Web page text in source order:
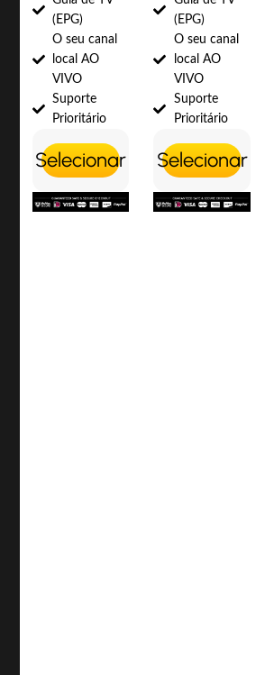
(EPG)
O seu canal
local AO
VIVO
Suporte
Prioritário
Selecionar
(EPG)
O seu canal
local AO
VIVO
Suporte
Prioritário
Selecionar